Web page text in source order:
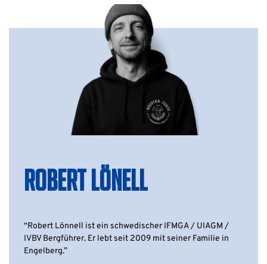
ROBERT LÖNELL
“Robert Lönnell ist ein schwedischer IFMGA / UIAGM /
IVBV Bergführer. Er lebt seit 2009 mit seiner Familie in
Engelberg.”